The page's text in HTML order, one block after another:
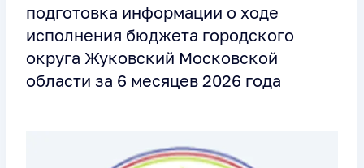
подготовка информации о ходе
исполнения бюджета городского
округа Жуковский Московской
области за 6 месяцев 2026 года